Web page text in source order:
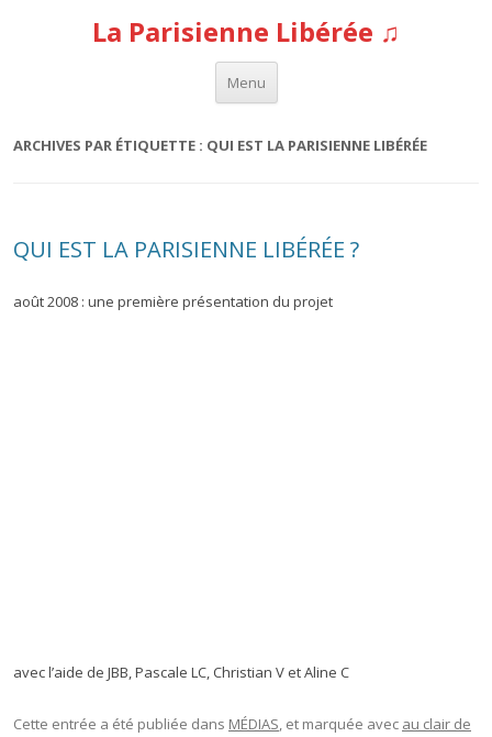
La Parisienne Libérée ♫
Menu
Aller au contenu
ARCHIVES PAR ÉTIQUETTE : QUI EST LA PARISIENNE LIBÉRÉE
QUI EST LA PARISIENNE LIBÉRÉE ?
août 2008 : une première présentation du projet
avec l’aide de JBB, Pascale LC, Christian V et Aline C
Cette entrée a été publiée dans MÉDIAS, et marquée avec au clair de